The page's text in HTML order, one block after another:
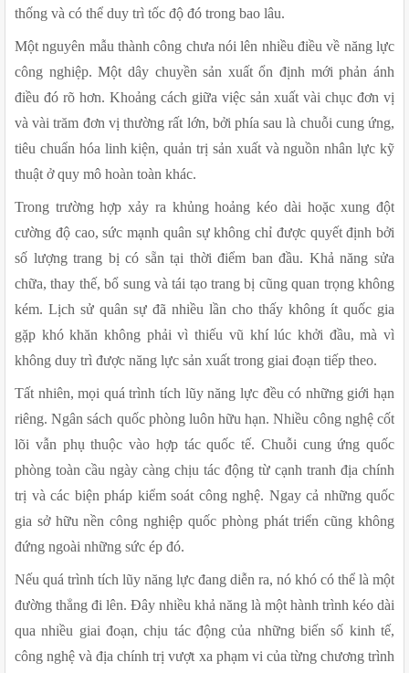
thống và có thể duy trì tốc độ đó trong bao lâu.
Một nguyên mẫu thành công chưa nói lên nhiều điều về năng lực
công nghiệp. Một dây chuyền sản xuất ổn định mới phản ánh
điều đó rõ hơn. Khoảng cách giữa việc sản xuất vài chục đơn vị
và vài trăm đơn vị thường rất lớn, bởi phía sau là chuỗi cung ứng,
tiêu chuẩn hóa linh kiện, quản trị sản xuất và nguồn nhân lực kỹ
thuật ở quy mô hoàn toàn khác.
Trong trường hợp xảy ra khủng hoảng kéo dài hoặc xung đột
cường độ cao, sức mạnh quân sự không chỉ được quyết định bởi
số lượng trang bị có sẵn tại thời điểm ban đầu. Khả năng sửa
chữa, thay thế, bổ sung và tái tạo trang bị cũng quan trọng không
kém. Lịch sử quân sự đã nhiều lần cho thấy không ít quốc gia
gặp khó khăn không phải vì thiếu vũ khí lúc khởi đầu, mà vì
không duy trì được năng lực sản xuất trong giai đoạn tiếp theo.
Tất nhiên, mọi quá trình tích lũy năng lực đều có những giới hạn
riêng. Ngân sách quốc phòng luôn hữu hạn. Nhiều công nghệ cốt
lõi vẫn phụ thuộc vào hợp tác quốc tế. Chuỗi cung ứng quốc
phòng toàn cầu ngày càng chịu tác động từ cạnh tranh địa chính
trị và các biện pháp kiểm soát công nghệ. Ngay cả những quốc
gia sở hữu nền công nghiệp quốc phòng phát triển cũng không
đứng ngoài những sức ép đó.
Nếu quá trình tích lũy năng lực đang diễn ra, nó khó có thể là một
đường thẳng đi lên. Đây nhiều khả năng là một hành trình kéo dài
qua nhiều giai đoạn, chịu tác động của những biến số kinh tế,
công nghệ và địa chính trị vượt xa phạm vi của từng chương trình